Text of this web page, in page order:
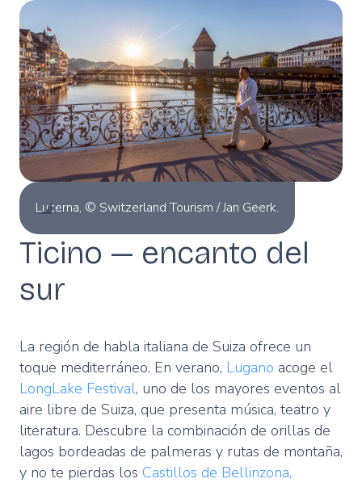
Lucerna, © Switzerland Tourism / Jan Geerk.
Ticino — encanto del
sur
La región de habla italiana de Suiza ofrece un
toque mediterráneo. En verano, Lugano acoge el
LongLake Festival, uno de los mayores eventos al
aire libre de Suiza, que presenta música, teatro y
literatura. Descubre la combinación de orillas de
lagos bordeadas de palmeras y rutas de montaña,
y no te pierdas los Castillos de Bellinzona,